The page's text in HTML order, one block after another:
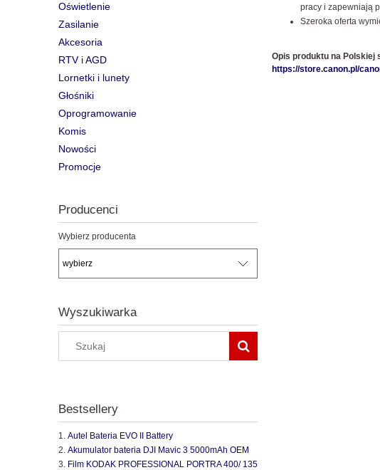
Oświetlenie
Zasilanie
Akcesoria
RTV i AGD
Lornetki i lunety
Głośniki
Oprogramowanie
Komis
Nowości
Promocje
Producenci
Wybierz producenta
Wyszukiwarka
Bestsellery
Autel Bateria EVO II Battery
Akumulator bateria DJI Mavic 3 5000mAh OEM
Film KODAK PROFESSIONAL PORTRA 400/ 135
pracy i zapewniają
Szeroka oferta
Opis produktu na Polskiej
https://store.canon.pl/